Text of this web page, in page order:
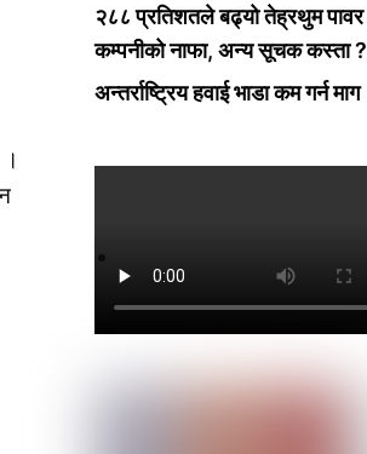
२८८ प्रतिशतले बढ्यो तेह्रथुम पावर
कम्पनीको नाफा, अन्य सूचक कस्ता ?
अन्तर्राष्ट्रिय हवाई भाडा कम गर्न माग